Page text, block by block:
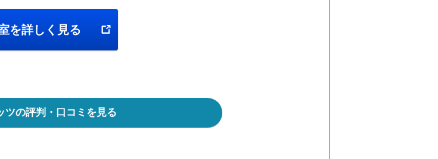
を詳しく見る
ツの評判・口コミを見る